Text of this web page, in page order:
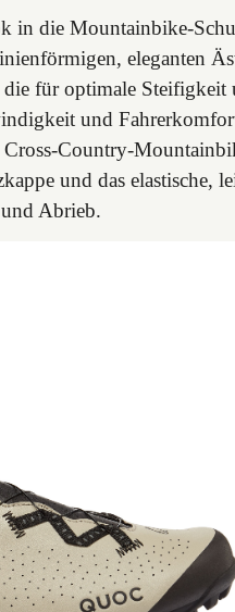
in die Mountainbike-
eleganten
für optimale
und
Country-
und das elastische,
Abrieb.